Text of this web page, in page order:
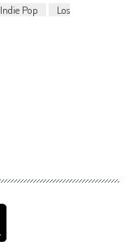
Indie Pop
Los